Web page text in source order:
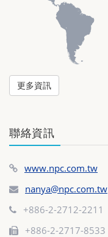
更多資訊
聯絡資訊
www.npc.com.tw
nanya@npc.com.tw
+886-2-2712-2211
+886-2-2717-8533